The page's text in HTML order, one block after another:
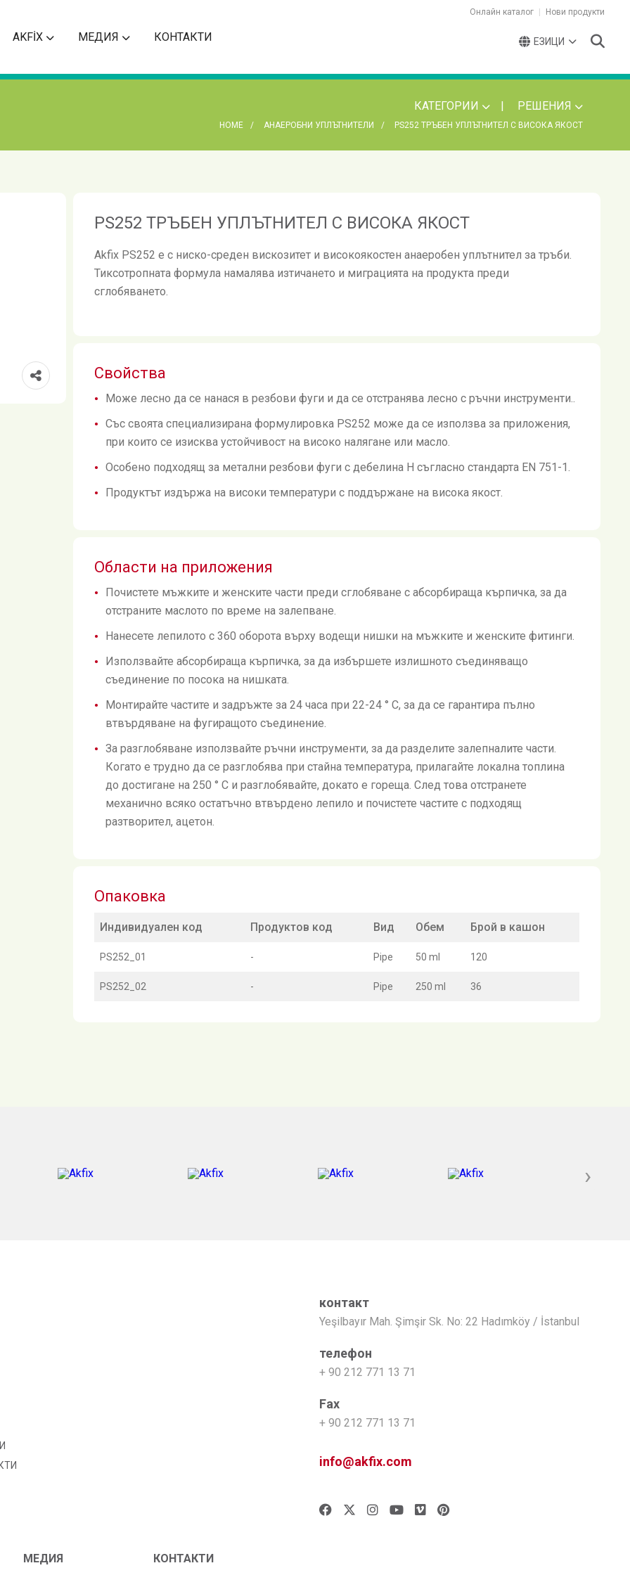
AKFİX МЕДИЯ КОНТАКТИ
Онлайн каталог Нови продукти
ЕЗИЦИ
КАТЕГОРИИ РЕШЕНИЯ
HOME АНАЕРОБНИ УПЛЪТНИТЕЛИ PS252 ТРЪБЕН УПЛЪТНИТЕЛ С ВИСОКА ЯКОСТ
PS252 ТРЪБЕН УПЛЪТНИТЕЛ С ВИСОКА ЯКОСТ
Akfix PS252 е с ниско-среден вискозитет и високоякостен анаеробен уплътнител за тръби.
Тиксотропната формула намалява изтичането и миграцията на продукта преди
сглобяването.
Свойства
Може лесно да се нанася в резбови фуги и да се отстранява лесно с ръчни инструменти..
Със своята специализирана формулировка PS252 може да се използва за приложения,
при които се изисква устойчивост на високо налягане или масло.
Особено подходящ за метални резбови фуги с дебелина H съгласно стандарта EN 751-1.
Продуктът издържа на високи температури с поддържане на висока якост.
Области на приложения
Почистете мъжките и женските части преди сглобяване с абсорбираща кърпичка, за да
отстраните маслото по време на залепване.
Нанесете лепилото с 360 оборота върху водещи нишки на мъжките и женските фитинги.
Използвайте абсорбираща кърпичка, за да избършете излишното съединяващо
съединение по посока на нишката.
Монтирайте частите и задръжте за 24 часа при 22-24 ° C, за да се гарантира пълно
втвърдяване на фугиращото съединение.
За разглобяване използвайте ръчни инструменти, за да разделите залепналите части.
Когато е трудно да се разглобява при стайна температура, прилагайте локална топлина
до достигане на 250 ° C и разглобявайте, докато е гореща. След това отстранете
механично всяко остатъчно втвърдено лепило и почистете частите с подходящ
разтворител, ацетон.
Опаковка
Индивидуален код Продуктов код Вид Обем Брой в кашон
PS252_01 - Pipe 50 ml 120
PS252_02 - Pipe 250 ml 36
›
МЕДИЯ КОНТАКТИ
контакт
Yeşilbayır Mah. Şimşir Sk. No: 22 Hadımköy / İstanbul
телефон
+ 90 212 771 13 71
Fax
+ 90 212 771 13 71
info@akfix.com